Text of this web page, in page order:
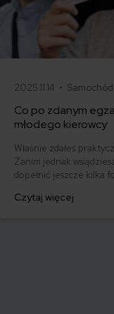
2025.11.14 • Samochód
Co po zdanym
młodego kierowcy
Właśnie zdałeś
Zanim jednak
dopełnić jeszcze kilka
którym szybko
Czytaj więcej